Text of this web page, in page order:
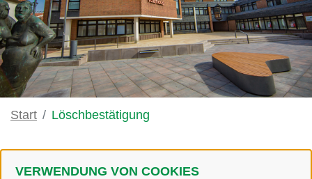
VERWENDUNG VON COOKIES
Start Löschbestätigung
Ihr Konto wurde erfolgreich gelöscht.